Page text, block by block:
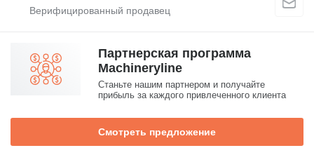
Партнерская программа
Machineryline
Станьте нашим партнером и получайте
прибыль за каждого привлеченного клиента
Смотреть предложение